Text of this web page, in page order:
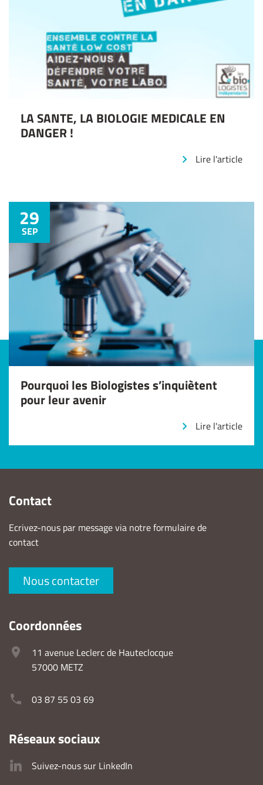
LA SANTE, LA BIOLOGIE MEDICALE EN
DANGER !
Lire l'article
29
SEP
Pourquoi les Biologistes s’inquiètent
pour leur avenir
Lire l'article
Contact
Ecrivez-nous par message via notre formulaire de
contact
Nous contacter
Coordonnées
11 avenue Leclerc de Hauteclocque
57000 METZ
03 87 55 03 69
Réseaux sociaux
Suivez-nous sur LinkedIn